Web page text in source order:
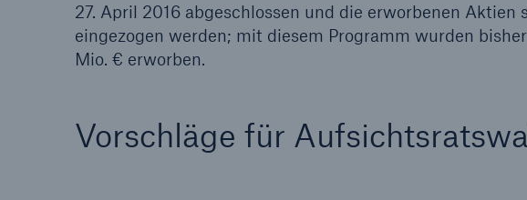
27. April 2016 abgeschlossen und die erworbenen
eingezogen werden; mit diesem Programm wurden
Mio. € erworben.
Vorschläge für